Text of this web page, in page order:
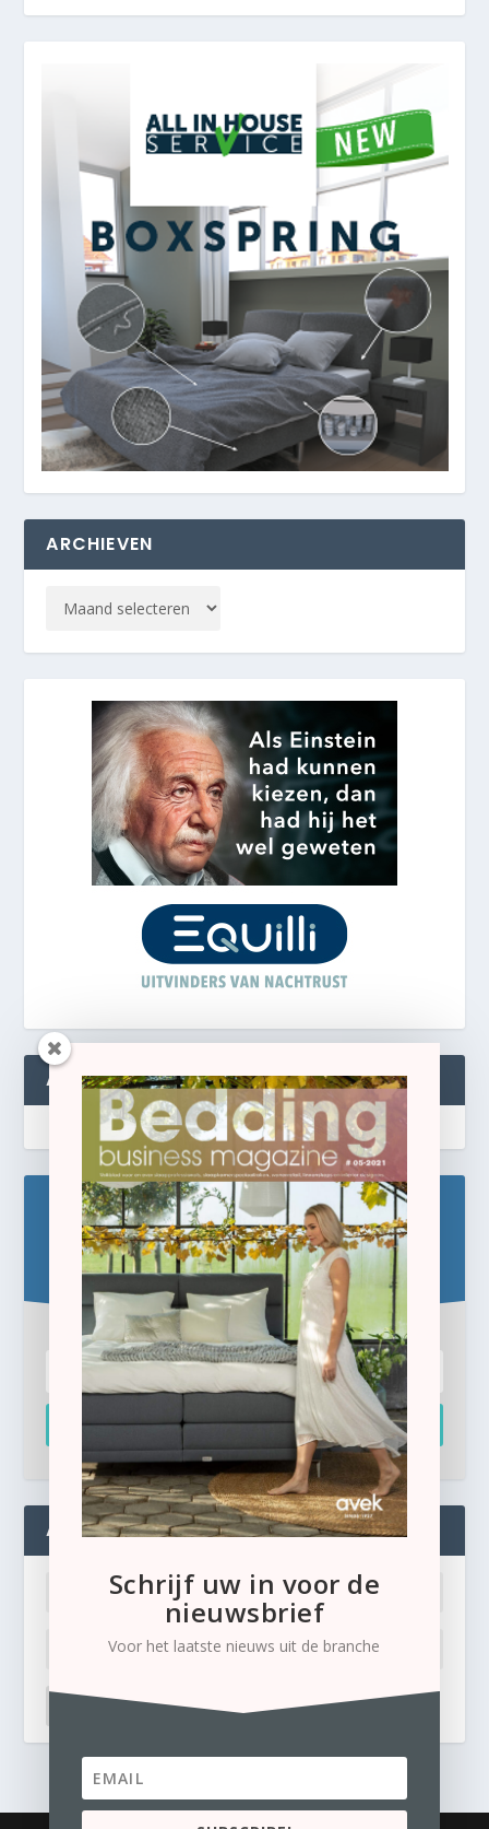
ARCHIEVEN
ABONNEREN
Blijf op de hoogte!
Schrijf u hier in voor de gratis e-newsletter.
Inschrijven
ADMIN
Ik ben mijn wachtwoord kwijt
Schrijf uw in voor de
nieuwsbrief
Voor het laatste nieuws uit de branche